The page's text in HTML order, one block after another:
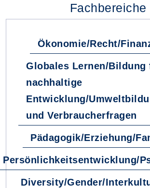
Fachbereiche
Ökonomie/Recht/
Globales Lernen/Bildung
nachhaltige
Entwicklung/
und Verbraucherfragen
Pädagogik/Erziehung/
Persönlichkeitsentwicklung/
Diversity/Gender/